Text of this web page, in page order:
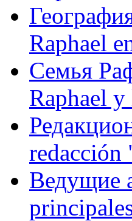
Raphael
Семья
Raphael y
redacción
Ведущие